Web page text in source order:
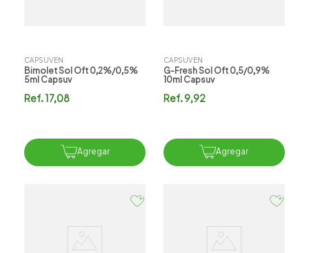
CAPSUVEN
Bimolet Sol Oft 0,2%/0,5%
5ml Capsuv
Ref.17,08
Agregar
CAPSUVEN
G-Fresh Sol Oft 0,5/0,9%
10ml Capsuv
Ref.9,92
Agregar